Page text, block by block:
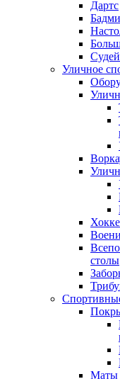
Дартс
Уличное
столы
Маты